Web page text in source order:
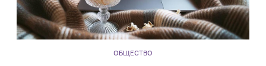
ОБЩЕСТВО